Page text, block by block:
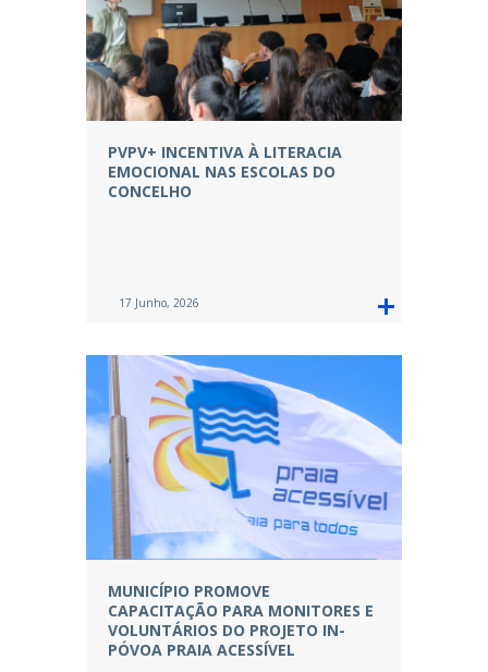
PVPV+ INCENTIVA À LITERACIA
EMOCIONAL NAS ESCOLAS DO
CONCELHO
17 Junho, 2026
MUNICÍPIO PROMOVE
CAPACITAÇÃO PARA MONITORES E
VOLUNTÁRIOS DO PROJETO IN-
PÓVOA PRAIA ACESSÍVEL